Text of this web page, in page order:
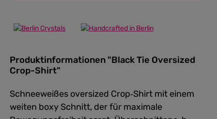
Produktinformationen "Black Tie Oversized
Crop-Shirt"
Schneeweißes oversized Crop‑Shirt mit einem
weiten boxy Schnitt, der für maximale